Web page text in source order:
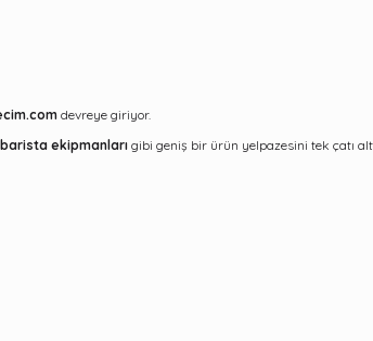
devreye giriyor.
ekipmanlarıgibi geniş bir ürün yelpazesini tek çatı